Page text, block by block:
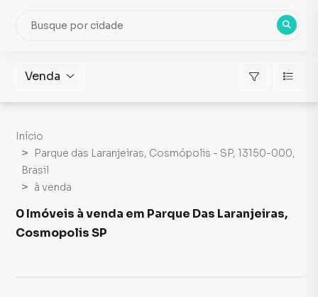
Venda
Início
Parque das Laranjeiras, Cosmópolis - SP, 13150-000,
Brasil
à venda
0 Imóveis à venda em Parque Das Laranjeiras,
Cosmopolis SP